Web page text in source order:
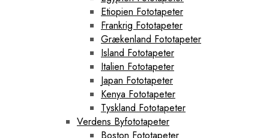
Etiopien Fototapeter
Frankrig Fototapeter
Grækenland Fototapeter
Island Fototapeter
Italien Fototapeter
Japan Fototapeter
Kenya Fototapeter
Tyskland Fototapeter
Verdens Byfototapeter
Boston Fototapeter